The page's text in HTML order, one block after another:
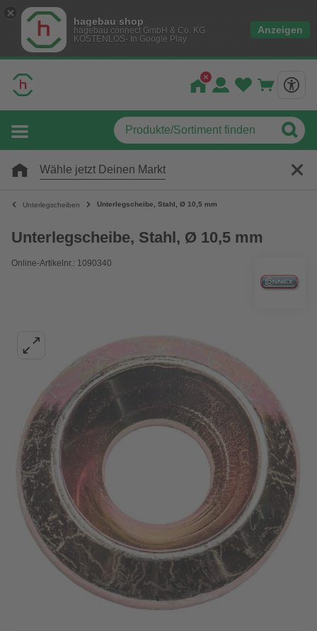
hagebau shop
hagebau connect GmbH & Co. KG
KOSTENLOS- In Google Play
Anzeigen
Wähle jetzt Deinen Markt
Unterlegscheiben Unterlegscheibe, Stahl, Ø 10,5 mm
Unterlegscheibe, Stahl, Ø 10,5 mm
Online-Artikelnr.: 1090340